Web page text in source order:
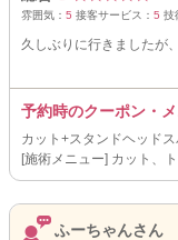
雰囲気： 5 接客サービス： 5 技
久しぶりに行きましたが
予約時のクーポン・
カット+スタンドヘッドス
[施術メニュー] カット、
ふーちゃんさん